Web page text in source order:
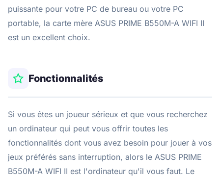
puissante pour votre PC de bureau ou votre PC
portable, la carte mère ASUS PRIME B550M-A WIFI II
est un excellent choix.
Fonctionnalités
Si vous êtes un joueur sérieux et que vous recherchez
un ordinateur qui peut vous offrir toutes les
fonctionnalités dont vous avez besoin pour jouer à vos
jeux préférés sans interruption, alors le ASUS PRIME
B550M-A WIFI II est l'ordinateur qu'il vous faut. Le